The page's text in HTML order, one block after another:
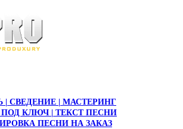
| СВЕДЕНИЕ | МАСТЕРИНГ
КЛЮЧ | ТЕКСТ ПЕСНИ
ПЕСНИ НА ЗАКАЗ